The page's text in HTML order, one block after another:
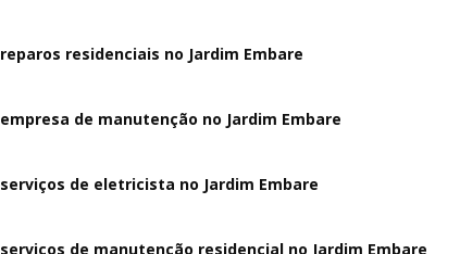
reparos residenciais no Jardim Embare
empresa de manutenção no Jardim Embare
serviços de eletricista no Jardim Embare
serviços de manutenção residencial no Jardim Embare